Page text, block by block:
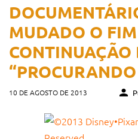
MUDADO O
CONTINUAÇÃO
10 DE AGOSTO DE 2013